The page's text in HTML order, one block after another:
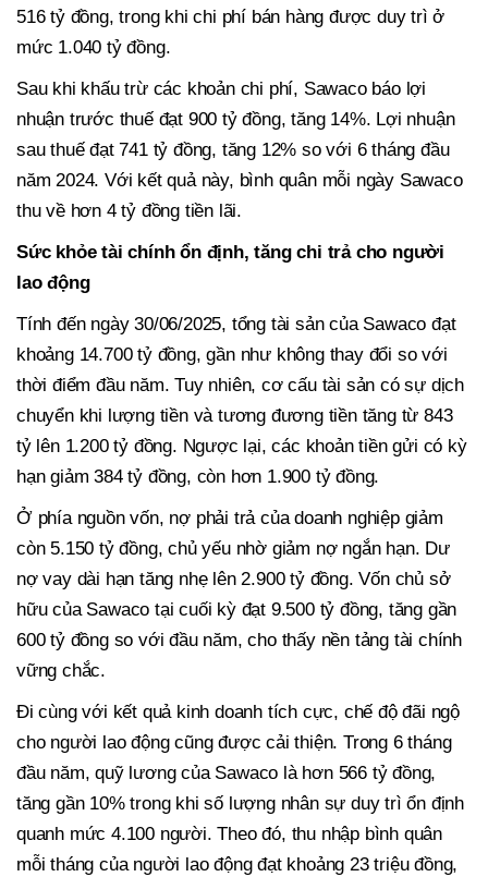
516 tỷ đồng, trong khi chi phí bán hàng được duy trì ở
mức 1.040 tỷ đồng.
Sau khi khấu trừ các khoản chi phí, Sawaco báo lợi
nhuận trước thuế đạt 900 tỷ đồng, tăng 14%. Lợi nhuận
sau thuế đạt 741 tỷ đồng, tăng 12% so với 6 tháng đầu
năm 2024. Với kết quả này, bình quân mỗi ngày Sawaco
thu về hơn 4 tỷ đồng tiền lãi.
Sức khỏe tài chính ổn định, tăng chi trả cho người
lao động
Tính đến ngày 30/06/2025, tổng tài sản của Sawaco đạt
khoảng 14.700 tỷ đồng, gần như không thay đổi so với
thời điểm đầu năm. Tuy nhiên, cơ cấu tài sản có sự dịch
chuyển khi lượng tiền và tương đương tiền tăng từ 843
tỷ lên 1.200 tỷ đồng. Ngược lại, các khoản tiền gửi có kỳ
hạn giảm 384 tỷ đồng, còn hơn 1.900 tỷ đồng.
Ở phía nguồn vốn, nợ phải trả của doanh nghiệp giảm
còn 5.150 tỷ đồng, chủ yếu nhờ giảm nợ ngắn hạn. Dư
nợ vay dài hạn tăng nhẹ lên 2.900 tỷ đồng. Vốn chủ sở
hữu của Sawaco tại cuối kỳ đạt 9.500 tỷ đồng, tăng gần
600 tỷ đồng so với đầu năm, cho thấy nền tảng tài chính
vững chắc.
Đi cùng với kết quả kinh doanh tích cực, chế độ đãi ngộ
cho người lao động cũng được cải thiện. Trong 6 tháng
đầu năm, quỹ lương của Sawaco là hơn 566 tỷ đồng,
tăng gần 10% trong khi số lượng nhân sự duy trì ổn định
quanh mức 4.100 người. Theo đó, thu nhập bình quân
mỗi tháng của người lao động đạt khoảng 23 triệu đồng,